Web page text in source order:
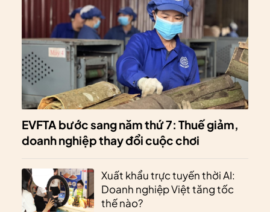
EVFTA bước sang năm thứ 7: Thuế giảm,
doanh nghiệp thay đổi cuộc chơi
Xuất khẩu trực tuyến thời AI:
Doanh nghiệp Việt tăng tốc
thế nào?